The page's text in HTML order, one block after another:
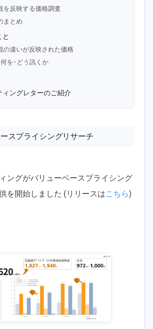
を反映する価格調査
まとめ
と
の違いが反映された価格
を･どう訊くか
ィングレターのご紹介
スプライシングリサーチ
ングがバリューベースプライシング
を開始しました (リリースはこちら)